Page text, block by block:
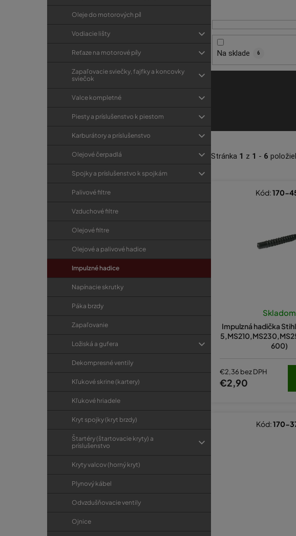
Oleje do motorových píl
Vodiacie lišty
Reťaze na motorové píly
Zapaľovacie sviečky, fajfky a koncovky
sviečok
Valce kompletné
Piesty a príslušenstvo k piestom
Karburátory a príslušenstvo
Olejové čerpadlá
Spojky a príslušenstvo k spojkám
Palivové filtre
Vzduchové filtre
Olejové filtre
Olejové a palivové hadice
Impulzné hadice
Napínacie skrutky
Páka brzdy
Zapaľovanie
Ložiská a gufera
Dekompresné ventily
Kľukové skrine (kartery)
Kľukové hriadele
Kryt spojky (kryt brzdy)
Štartéry (štartovacie kryty) a
príslušenstvo
Kryty valcov (horný kryt)
Plynový kábel
Odvzdušňovacie ventily
Ojnice
Stránka 1 z 1 - 6
Na sklade 6
s
p
o
d
o
Impulzná hadička
600)
Skladom
€2,36 bez DPH
€2,90
Kód:170-
Kód:170-